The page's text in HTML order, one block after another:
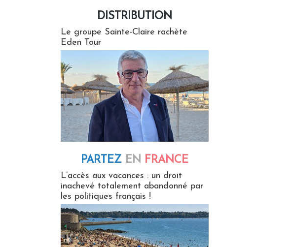
DISTRIBUTION
Le groupe Sainte-Claire rachète
Eden Tour
PARTEZ EN FRANCE
L’accès aux vacances : un droit
inachevé totalement abandonné par
les politiques français !